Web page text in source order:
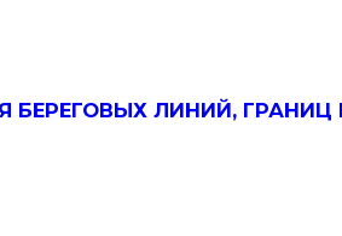
ЛИНИЙ,